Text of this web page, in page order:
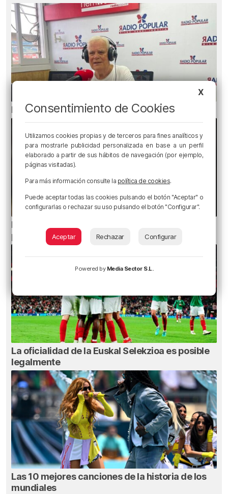
El bilbaíno que opta a un récord Guinness
Ni gafas de sol ni radiografías: los errores que
pueden dañar la retina durante el eclipse
La oficialidad de la Euskal Selekzioa es posible
legalmente
Las 10 mejores canciones de la historia de los
mundiales
X
Consentimiento de Cookies
Utilizamos cookies propias y de terceros para fines analíticos y
para mostrarle publicidad personalizada en base a un perfil
elaborado a partir de sus hábitos de navegación (por ejemplo,
páginas visitadas).
Para más información consulte la política de cookies.
Puede aceptar todas las cookies pulsando el botón "Aceptar" o
configurarlas o rechazar su uso pulsando el botón "Configurar".
Aceptar Rechazar Configurar
Powered by Media Sector S.L.